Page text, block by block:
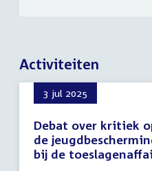
Activiteiten
3 jul 2025
Debat over kritiek
de
bij de